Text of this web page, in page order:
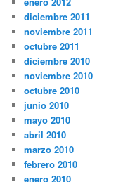
diciembre 2011
noviembre 2011
octubre 2011
diciembre 2010
noviembre 2010
octubre 2010
junio 2010
mayo 2010
abril 2010
marzo 2010
febrero 2010
enero 2010